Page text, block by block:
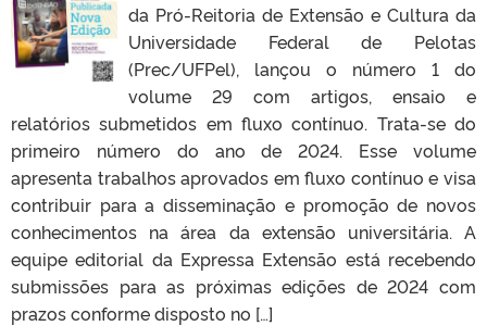
da Pró-Reitoria de Extensão e Cultura da
Universidade Federal de Pelotas
(Prec/UFPel), lançou o número 1 do
volume 29 com artigos, ensaio e
relatórios submetidos em fluxo contínuo. Trata-se do
primeiro número do ano de 2024. Esse volume
apresenta trabalhos aprovados em fluxo contínuo e visa
contribuir para a disseminação e promoção de novos
conhecimentos na área da extensão universitária. A
equipe editorial da Expressa Extensão está recebendo
submissões para as próximas edições de 2024 com
prazos conforme disposto no […]